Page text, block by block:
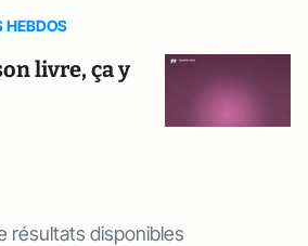
HEBDOS
livre, ça y
résultats disponibles